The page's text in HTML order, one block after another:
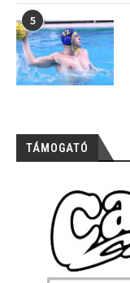
5
TÁMOGATÓ